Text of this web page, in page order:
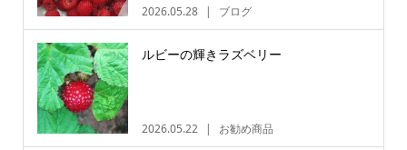
2026.05.28 ブログ
ルビーの輝きラズベリー
2026.05.22 お勧め商品